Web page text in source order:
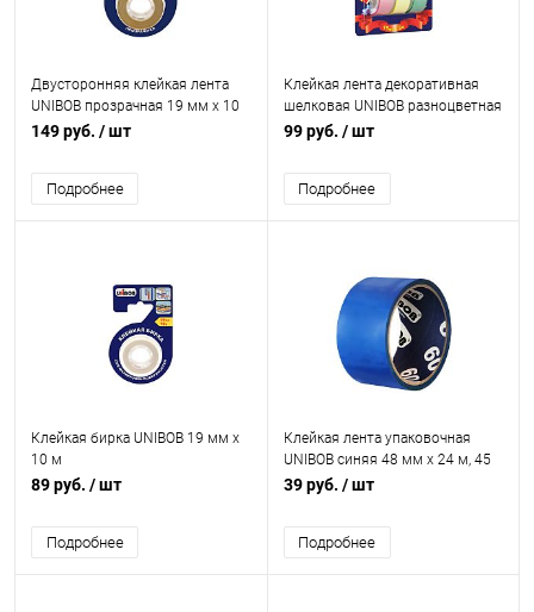
Двусторонняя клейкая лента
UNIBOB прозрачная 19 мм х 10
м
149 руб. / шт
Подробнее
Клейкая лента декоративная
шелковая UNIBOB разноцветная
15 мм х 5 м 3 шт
99 руб. / шт
Подробнее
Клейкая бирка UNIBOB 19 мм х
10 м
89 руб. / шт
Подробнее
Клейкая лента упаковочная
UNIBOB синяя 48 мм х 24 м, 45
мкм
39 руб. / шт
Подробнее